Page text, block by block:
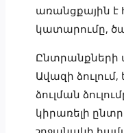
առանցքային
կատարումը,
Ընտրանքների
Ավազի ձուլում,
ձուլման
կիրառելի